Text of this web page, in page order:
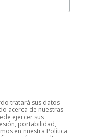
tratará sus datos
acerca de nuestras
ejercer sus
portabilidad,
en nuestra Política